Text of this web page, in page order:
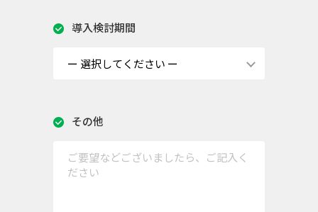
導入検討期間
その他